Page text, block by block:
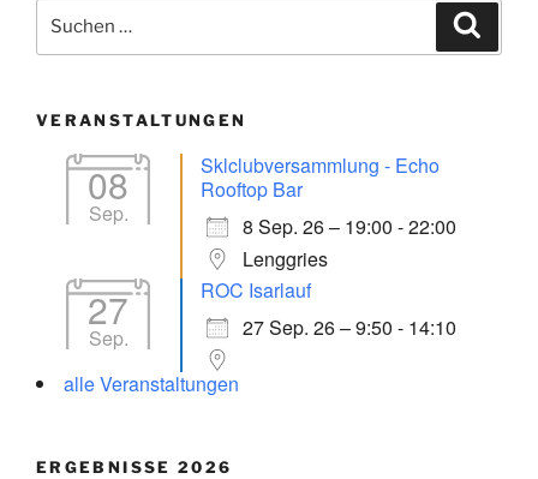
nach:
VERANSTALTUNGEN
08
Sep.
Sklclubversammlung - Echo
Rooftop Bar
8 Sep. 26 – 19:00 - 22:00
Lenggries
27
Sep.
ROC Isarlauf
27 Sep. 26 – 9:50 - 14:10
alle Veranstaltungen
ERGEBNISSE 2026